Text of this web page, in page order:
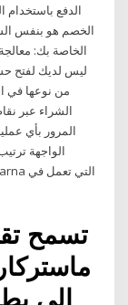
الدفع باستخدام
الخصم هو بنفس
الخاصة بك:
ليس لديك لفتح
من نوعها في
الشراء عبر
المرور بأي
الواجهة
تسمح